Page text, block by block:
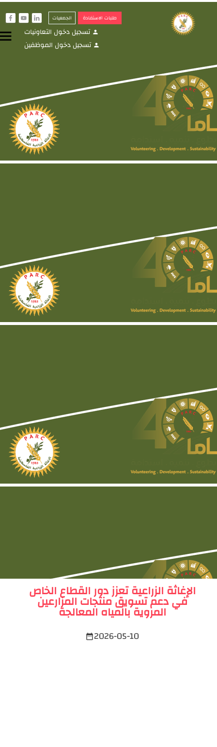
طلبات الاستفادة الجمعيات i
y
f
person تسجيل دخول التعاونيات
person تسجيل دخول الموظفين
الإغاثة الزراعية تعزز دور القطاع الخاص
في دعم تسويق منتجات المزارعين
المروية بالمياه المعالجة
2026-05-10
date_range